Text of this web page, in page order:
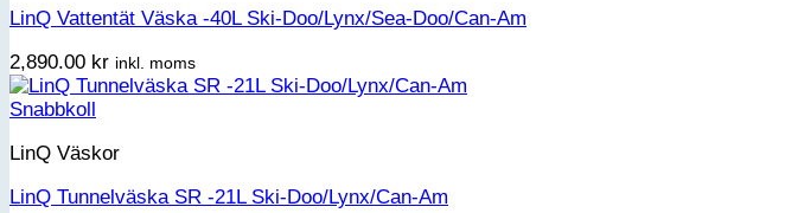
LinQ Vattentät Väska -40L Ski-Doo/Lynx/Sea-Doo/Can-Am
2,890.00 kr inkl. moms
Snabbkoll
LinQ Väskor
LinQ Tunnelväska SR -21L Ski-Doo/Lynx/Can-Am